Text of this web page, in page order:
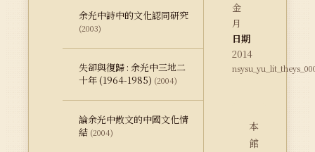
余光中詩中的文化認同研究
(2003)
失卻與復歸 : 余光中三地二
十年 (1964-1985) (2004)
論余光中散文的中國文化情
結 (2004)
金
月
日期
2014
本
館